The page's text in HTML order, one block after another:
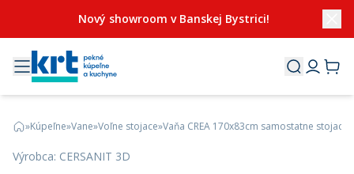
Nový showroom v Banskej Bystrici!
»Kúpeľne»Vane»Voľne stojace»Vaňa CREA 170x83cm samostatne
Výrobca: CERSANIT 3D